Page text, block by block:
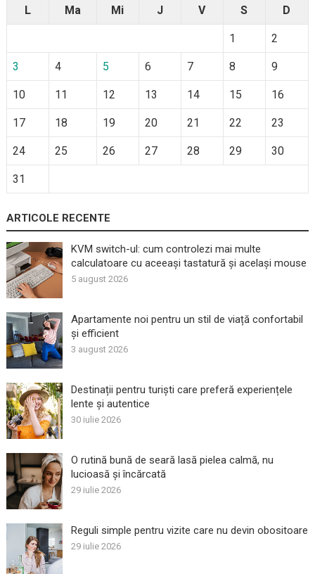
L Ma Mi J V S D
1 2
3 4 5 6 7 8 9
10 11 12 13 14 15 16
17 18 19 20 21 22 23
24 25 26 27 28 29 30
31
ARTICOLE RECENTE
KVM switch-ul: cum controlezi mai multe
calculatoare cu aceeași tastatură și același mouse
5 august 2026
Apartamente noi pentru un stil de viață confortabil
și efficient
3 august 2026
Destinații pentru turiști care preferă experiențele
lente și autentice
30 iulie 2026
O rutină bună de seară lasă pielea calmă, nu
lucioasă și încărcată
29 iulie 2026
Reguli simple pentru vizite care nu devin obositoare
29 iulie 2026